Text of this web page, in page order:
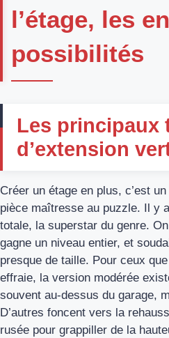
l’étage, les
possibilités
Les principaux
d’extension
Créer un étage en plus, c’est
pièce maîtresse au puzzle. Il y
totale, la superstar du genre.
gagne un niveau entier, et
presque de taille. Pour ceux
effraie, la version modérée
souvent au-dessus du garage,
D’autres foncent vers la
rusée pour grappiller de la